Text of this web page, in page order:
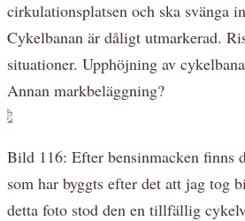
cirkulationsplatsen och ska svänga
Cykelbanan är dåligt utmarkerad.
situationer. Upphöjning av
Annan markbeläggning?
Bild 116: Efter bensinmacken finns
som har byggts efter det att jag tog
detta foto stod den en tillfällig